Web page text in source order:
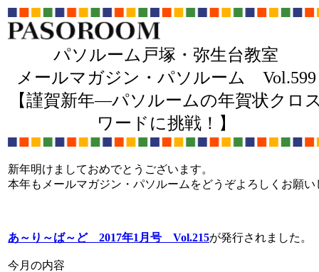
パソルーム戸塚・弥生台教室
メールマガジン・パソルーム Vol.599
【謹賀新年―パソルームの年賀状クロ
ワードに挑戦！】
新年明けましておめでとうございます。
本年もメールマガジン・パソルームをどうぞよろしくお願い
あ～り～ば～ど 2017年1月号 Vol.215が発行されました。
今月の内容